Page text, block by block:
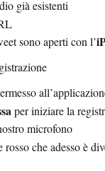
già esistenti
sono aperti con l’
per iniziare la
microfono
che adesso è